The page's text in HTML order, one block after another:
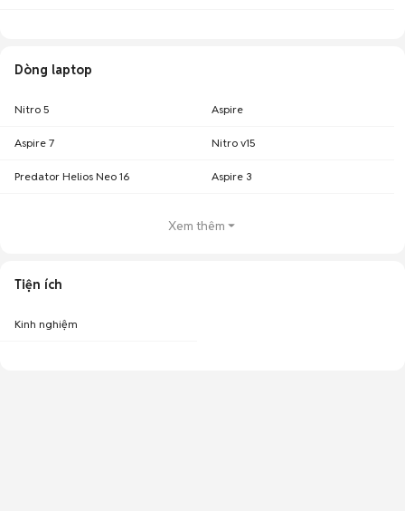
Dòng laptop
Nitro 5 Aspire
Aspire 7 Nitro v15
Predator Helios Neo 16 Aspire 3
Xem thêm
Tiện ích
Kinh nghiệm